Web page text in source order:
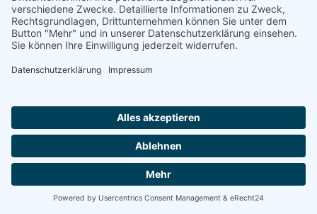
Ruß im Motorenöl handelt es sich um:
Kohlenstoff aus unvollständiger
und zu einem kleinen Teil aus
Organische Polymere aus der Oxidation von
Schmier- oder Brennstoffen
Sulphate aus der Verbrennung von Schwefel
aus dem Brennstoff sowie aus der Reaktion